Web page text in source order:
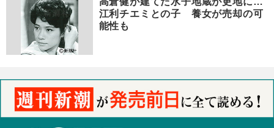
江利チエミとの子 養女が売却の可
能性も